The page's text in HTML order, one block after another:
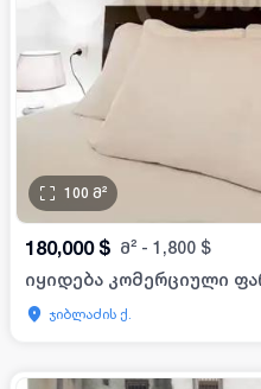
100 მ²
180,000 $ მ² - 1,800 $
იყიდება კომერციული
ჯიბლაძის ქ.